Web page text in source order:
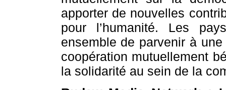
apporter de nouvelles
pour l’humanité. Les
ensemble de parvenir à
coopération mutuellement
la solidarité au sein de la